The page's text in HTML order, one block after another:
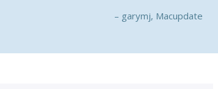
– garymj, Macupdate